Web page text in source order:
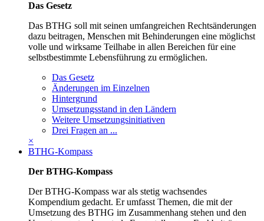
Das Gesetz
Das BTHG soll mit seinen umfangreichen Rechtsänderungen
dazu beitragen, Menschen mit Behinderungen eine möglichst
volle und wirksame Teilhabe in allen Bereichen für eine
selbstbestimmte Lebensführung zu ermöglichen.
Das Gesetz
Änderungen im Einzelnen
Hintergrund
Umsetzungsstand in den Ländern
Weitere Umsetzungsinitiativen
Drei Fragen an ...
×
BTHG-Kompass
Der BTHG-Kompass
Der BTHG-Kompass war als stetig wachsendes
Kompendium gedacht. Er umfasst Themen, die mit der
Umsetzung des BTHG im Zusammenhang stehen und den